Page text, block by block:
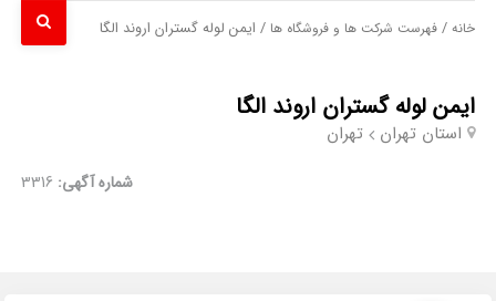
خانه /فهرست شرکت ها و فروشگاه ها / ایمن لوله گستران اروند الگا
ایمن لوله گستران اروند الگا
استان تهران تهران
شماره آگهی: 3316